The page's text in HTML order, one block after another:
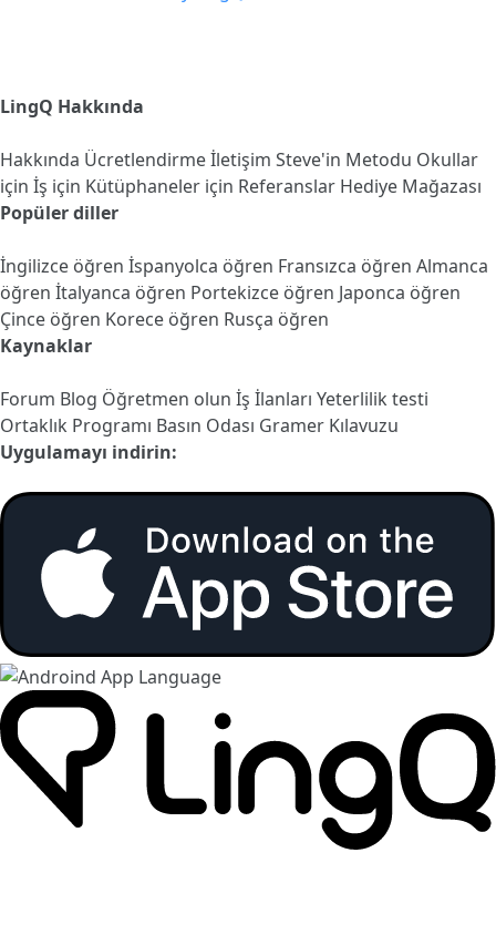
LingQ Hakkında
Hakkında Ücretlendirmeİletişim Steve'in Metodu Okullar
için İş için Kütüphaneler için Referanslar Hediye Mağazası
Popüler diller
İngilizce öğren İspanyolca öğren Fransızca öğren Almanca
öğren İtalyanca öğren Portekizce öğren Japonca öğren
Çince öğren Korece öğren Rusça öğren
Kaynaklar
Forum Blog Öğretmen olun İş İlanları Yeterlilik testi
Ortaklık Programı Basın Odası Gramer Kılavuzu
Uygulamayı indirin: